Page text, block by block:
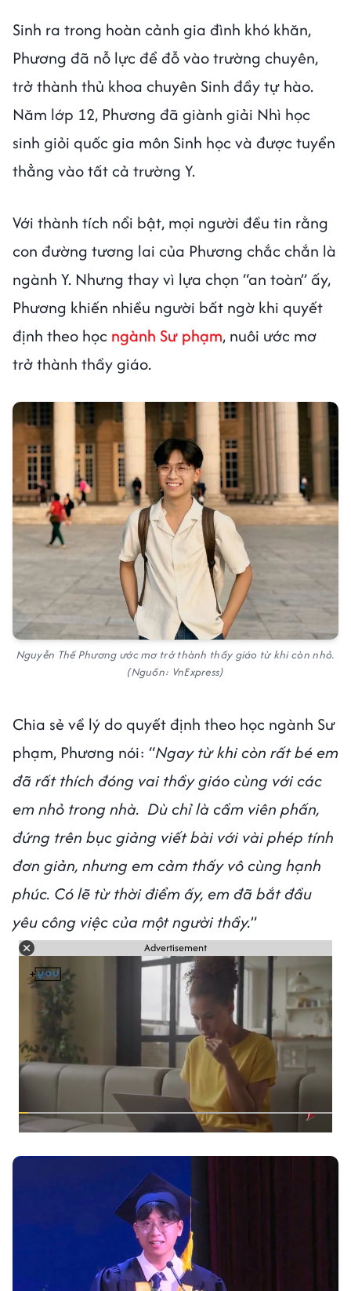
Sinh ra trong hoàn cảnh gia đình khó khăn,
Phương đã nỗ lực để đỗ vào trường chuyên,
trở thành thủ khoa chuyên Sinh đầy tự hào.
Năm lớp 12, Phương đã giành giải Nhì học
sinh giỏi quốc gia môn Sinh học và được tuyển
thẳng vào tất cả trường Y.
Với thành tích nổi bật, mọi người đều tin rằng
con đường tương lai của Phương chắc chắn là
ngành Y. Nhưng thay vì lựa chọn “an toàn” ấy,
Phương khiến nhiều người bất ngờ khi quyết
định theo học ngành Sư phạm, nuôi ước mơ
trở thành thầy giáo.
Nguyễn Thế Phương ước mơ trở thành thầy giáo từ khi còn nhỏ.
(Nguồn: VnExpress)
Chia sẻ về lý do quyết định theo học ngành Sư
phạm, Phương nói: “Ngay từ khi còn rất bé em
đã rất thích đóng vai thầy giáo cùng với các
em nhỏ trong nhà. Dù chỉ là cầm viên phấn,
đứng trên bục giảng viết bài với vài phép tính
đơn giản, nhưng em cảm thấy vô cùng hạnh
phúc. Có lẽ từ thời điểm ấy, em đã bắt đầu
yêu công việc của một người thầy.”
Advertisement